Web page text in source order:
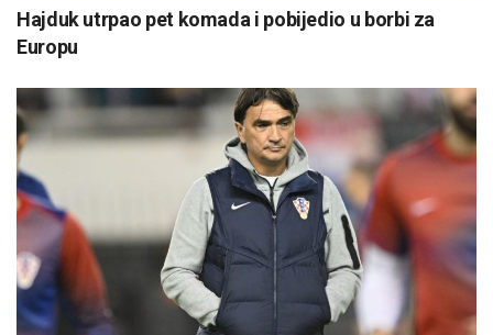
Hajduk utrpao pet komada i pobijedio u borbi za
Europu